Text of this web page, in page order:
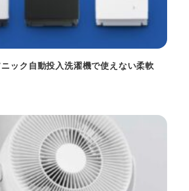
ニック自動投入洗濯機で使えない柔軟